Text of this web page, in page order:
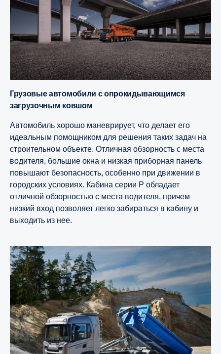
Грузовые автомобили с опрокидывающимся
загрузочным ковшом
Автомобиль хорошо маневрирует, что делает его
идеальным помощником для решения таких задач на
строительном объекте. Отличная обзорность с места
водителя, большие окна и низкая приборная панель
повышают безопасность, особенно при движении в
городских условиях. Кабина серии P обладает
отличной обзорностью с места водителя, причем
низкий вход позволяет легко забираться в кабину и
выходить из нее.